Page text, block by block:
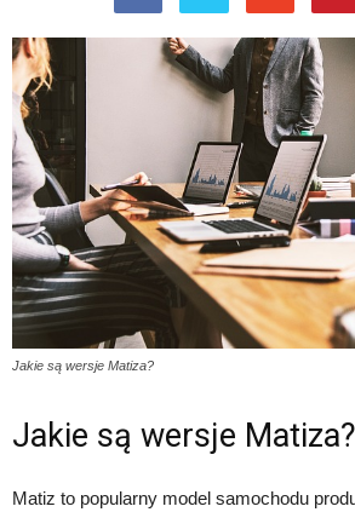
Jakie są wersje Matiza?
Jakie są wersje Matiza?
Matiz to popularny model samochodu